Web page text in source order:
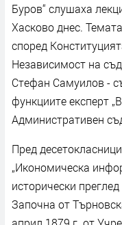
Буров“ слушаха
Хасково днес.
според
Независимост на
Стефан Самуилов -
функциите експерт
Административен
Пред
„Икономическа
исторически
Започна от